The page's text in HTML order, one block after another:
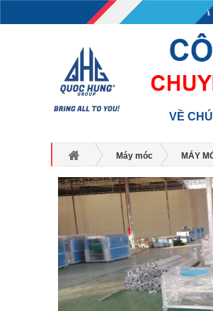
L18-11-13, Tầng 18, tòa nhà
VỀ
Máy móc MÁY